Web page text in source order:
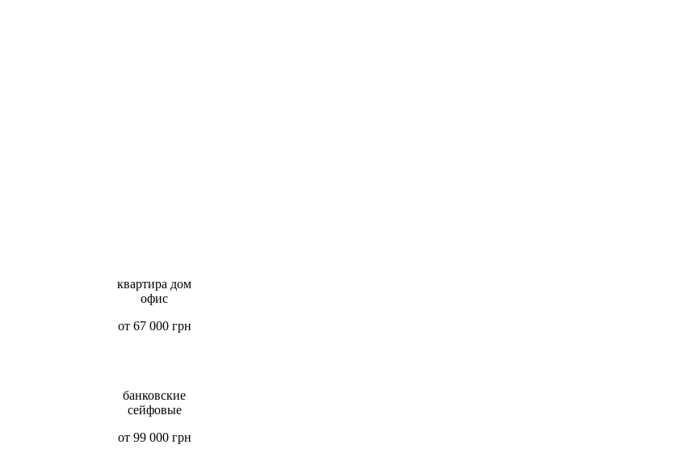
квартира дом
офис
от 67 000 грн
банковские
сейфовые
от 99 000 грн